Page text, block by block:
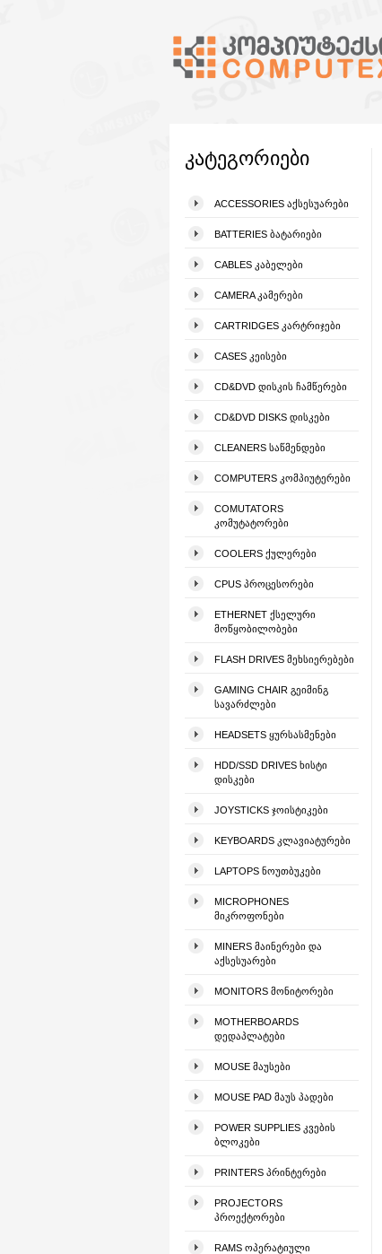
კატეგორიები
ACCESSORIES ᲐᲥᲡᲔᲡᲣᲐᲠᲔᲑᲘ
BATTERIES ᲑᲐᲢᲐᲠᲘᲔᲑᲘ
CABLES ᲙᲐᲑᲔᲚᲔᲑᲘ
CAMERA ᲙᲐᲛᲔᲠᲔᲑᲘ
CARTRIDGES ᲙᲐᲠᲢᲠᲘᲯᲔᲑᲘ
CASES ᲙᲔᲘᲡᲔᲑᲘ
CD&DVD ᲓᲘᲡᲙᲘᲡ ᲩᲐᲛᲬᲔᲠᲔᲑᲘ
CD&DVD DISKS ᲓᲘᲡᲙᲔᲑᲘ
CLEANERS ᲡᲐᲬᲛᲔᲜᲓᲔᲑᲘ
COMPUTERS ᲙᲝᲛᲞᲘᲣᲢᲔᲠᲔᲑᲘ
COMUTATORS
ᲙᲝᲛᲣᲢᲐᲢᲝᲠᲔᲑᲘ
COOLERS ᲥᲣᲚᲔᲠᲔᲑᲘ
CPUS ᲞᲠᲝᲪᲔᲡᲝᲠᲔᲑᲘ
ETHERNET ᲥᲡᲔᲚᲣᲠᲘ
ᲛᲝᲬᲧᲝᲑᲘᲚᲝᲑᲔᲑᲘ
FLASH DRIVES ᲛᲔᲮᲡᲘᲔᲠᲔᲑᲔᲑᲘ
GAMING CHAIR ᲒᲔᲘᲛᲘᲜᲒ
ᲡᲐᲕᲐᲠᲫᲚᲔᲑᲘ
HEADSETS ᲧᲣᲠᲡᲐᲡᲛᲔᲜᲔᲑᲘ
HDD/SSD DRIVES ᲮᲘᲡᲢᲘ
ᲓᲘᲡᲙᲔᲑᲘ
JOYSTICKS ᲯᲝᲘᲡᲢᲘᲙᲔᲑᲘ
KEYBOARDS ᲙᲚᲐᲕᲘᲐᲢᲣᲠᲔᲑᲘ
LAPTOPS ᲜᲝᲣᲗᲑᲣᲙᲔᲑᲘ
MICROPHONES
ᲛᲘᲙᲠᲝᲤᲝᲜᲔᲑᲘ
MINERS ᲛᲐᲘᲜᲔᲠᲔᲑᲘ ᲓᲐ
ᲐᲥᲡᲔᲡᲣᲐᲠᲔᲑᲘ
MONITORS ᲛᲝᲜᲘᲢᲝᲠᲔᲑᲘ
MOTHERBOARDS
ᲓᲔᲓᲐᲞᲚᲐᲢᲔᲑᲘ
MOUSE ᲛᲐᲣᲡᲔᲑᲘ
MOUSE PAD ᲛᲐᲣᲡ ᲞᲐᲓᲔᲑᲘ
POWER SUPPLIES ᲙᲕᲔᲑᲘᲡ
ᲑᲚᲝᲙᲔᲑᲘ
PRINTERS ᲞᲠᲘᲜᲢᲔᲠᲔᲑᲘ
PROJECTORS
ᲞᲠᲝᲔᲥᲢᲝᲠᲔᲑᲘ
RAMS ᲝᲞᲔᲠᲐᲢᲘᲣᲚᲘ